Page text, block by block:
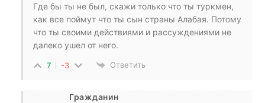
Где бы ты не был, скажи только что ты туркмен,
как все поймут что ты сын страны Алабая. Потому
что ты своими действиями и рассуждениями не
далеко ушел от него.
7 -3 Ответить
Гражданин